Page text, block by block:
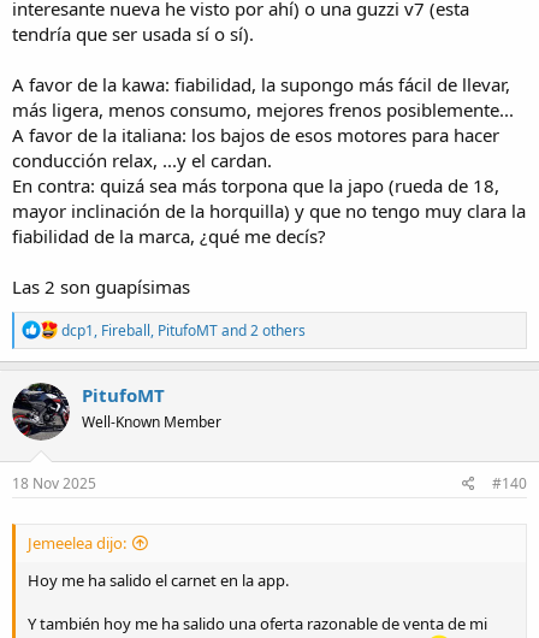
interesante nueva he visto por ahí) o una guzzi v7 (esta
tendría que ser usada sí o sí).
A favor de la kawa: fiabilidad, la supongo más fácil de llevar,
más ligera, menos consumo, mejores frenos posiblemente...
A favor de la italiana: los bajos de esos motores para hacer
conducción relax, ...y el cardan.
En contra: quizá sea más torpona que la japo (rueda de 18,
mayor inclinación de la horquilla) y que no tengo muy clara la
fiabilidad de la marca, ¿qué me decís?
Las 2 son guapísimas
R
e
a
c
t
i
n
s
dcp1, Fireball, PitufoMTand 2 others
PitufoMT
Well-Known Member
18 Nov 2025 #140
Jemeelea dijo:
Hoy me ha salido el carnet en la app.
Y también hoy me ha salido una oferta razonable de venta de mi